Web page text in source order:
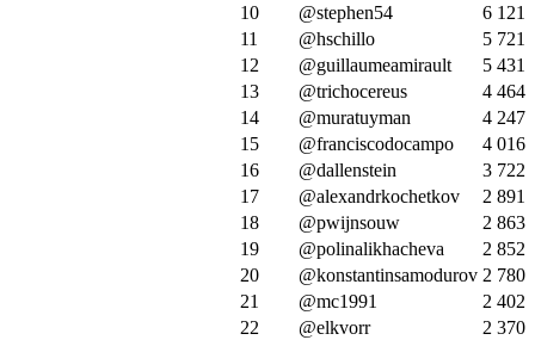
10
@stephen54
6 121
11
@hschillo
5 721
12
@guillaumeamirault
5 431
13
@trichocereus
4 464
14
@muratuyman
4 247
15
@franciscodocampo
4 016
16
@dallenstein
3 722
17
@alexandrkochetkov
2 891
18
@pwijnsouw
2 863
19
@polinalikhacheva
2 852
20
@konstantinsamodurov 2 780
21
@mc1991
2 402
22
@elkvorr
2 370